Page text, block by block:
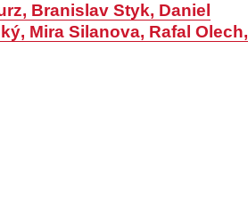
Branislav Styk, Daniel
Mira Silanova, Rafal Olech,